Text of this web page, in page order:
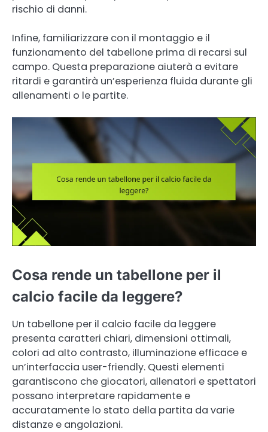
rischio di danni.
Infine, familiarizzare con il montaggio e il
funzionamento del tabellone prima di recarsi sul
campo. Questa preparazione aiuterà a evitare
ritardi e garantirà un’esperienza fluida durante gli
allenamenti o le partite.
Cosa rende un tabellone per il
calcio facile da leggere?
Un tabellone per il calcio facile da leggere
presenta caratteri chiari, dimensioni ottimali,
colori ad alto contrasto, illuminazione efficace e
un’interfaccia user-friendly. Questi elementi
garantiscono che giocatori, allenatori e spettatori
possano interpretare rapidamente e
accuratamente lo stato della partita da varie
distanze e angolazioni.